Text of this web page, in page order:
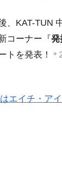
、KAT-TUN
コーナー『発
トを発表！
エイチ・ア